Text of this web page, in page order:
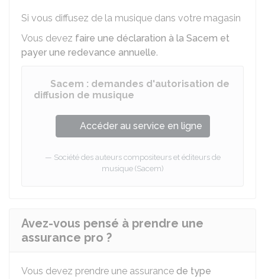
Si vous diffusez de la musique dans votre magasin
Vous devez faire une déclaration à la Sacem et
payer une redevance annuelle.
Sacem : demandes d'autorisation de
diffusion de musique
Accéder au service en ligne
Société des auteurs compositeurs et éditeurs de
musique (Sacem)
Avez-vous pensé à prendre une
assurance pro ?
Vous devez prendre une assurance de type